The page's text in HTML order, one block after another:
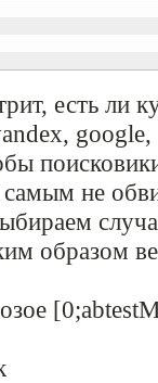
есть ли
не
образом